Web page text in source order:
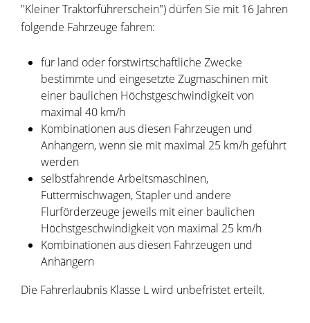
''Kleiner Traktorführerschein") dürfen Sie mit 16 Jahren
folgende Fahrzeuge fahren:
für land oder forstwirtschaftliche Zwecke
bestimmte und eingesetzte Zugmaschinen mit
einer baulichen Höchstgeschwindigkeit von
maximal 40 km/h
Kombinationen aus diesen Fahrzeugen und
Anhängern, wenn sie mit maximal 25 km/h geführt
werden
selbstfahrende Arbeitsmaschinen,
Futtermischwagen, Stapler und andere
Flurförderzeuge jeweils mit einer baulichen
Höchstgeschwindigkeit von maximal 25 km/h
Kombinationen aus diesen Fahrzeugen und
Anhängern
Die Fahrerlaubnis Klasse L wird unbefristet erteilt.